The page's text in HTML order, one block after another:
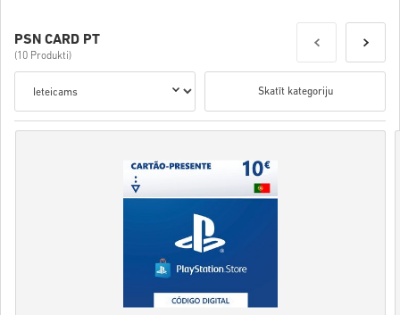
PSN CARD PT
(10 Produkti)
Skatīt kategoriju